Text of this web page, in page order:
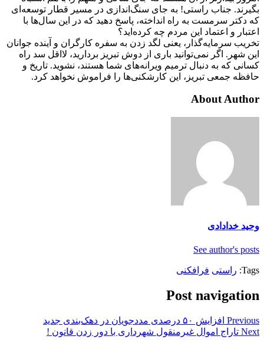
بگیرند. جناب راستی! به جای سنگ‌اندازی در مسیر قطار توسعه‌ای
که دکتر سرمست به راه انداخته، پاسخ دهید که در این سال‌ها با
اعتبار و اعتماد این مردم چه کرده‌اید؟
تخریب سرمایه‌گذار، یعنی لگد زدن به سفره کارگران و آینده جوانان
این شهر. اگر نمی‌توانید باری از دوش تبریز بردارید، لااقل سد راه
کسانی که به دنبال ترمیم ویرانه‌های شما هستند، نشوید. تاریخ و
حافظه جمعی تبریز، این کارشکنی‌ها را فراموش نخواهد کرد.
About Author
وحید خدادادی
See author's posts
Tags: راستی فرافکنی
Post navigation
Previous افزایش ۵۰ درصدی مددجویان در دهک‌بندی جدید
Next تاراج اموال غیرمنقول شهرداری با دور زدن قانون !